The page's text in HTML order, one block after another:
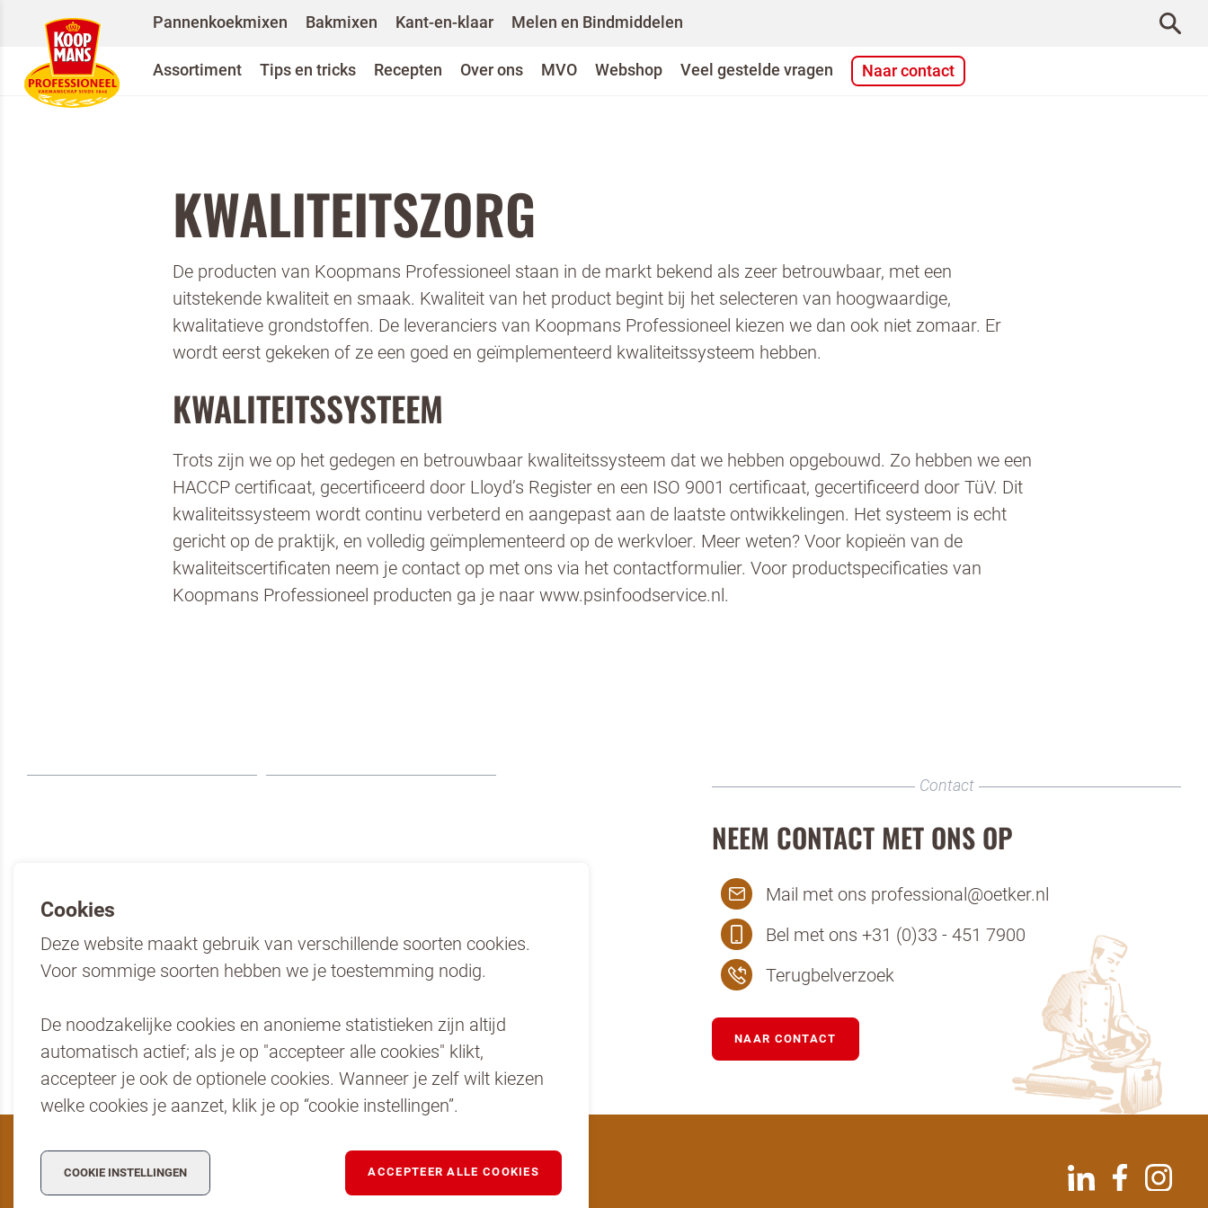
Pannenkoekmixen Bakmixen Kant-en-klaar Melen en Bindmiddelen
Assortiment Tips en tricks Recepten Over ons MVO Webshop Veel gestelde vragen Naar contact
KWALITEITSZORG
De producten van Koopmans Professioneel staan in de markt bekend als zeer betrouwbaar, met een
uitstekende kwaliteit en smaak. Kwaliteit van het product begint bij het selecteren van hoogwaardige,
kwalitatieve grondstoffen. De leveranciers van Koopmans Professioneel kiezen we dan ook niet zomaar. Er
wordt eerst gekeken of ze een goed en geïmplementeerd kwaliteitssysteem hebben.
KWALITEITSSYSTEEM
Trots zijn we op het gedegen en betrouwbaar kwaliteitssysteem dat we hebben opgebouwd. Zo hebben we een
HACCP certificaat, gecertificeerd door Lloyd’s Register en een ISO 9001 certificaat, gecertificeerd door TüV. Dit
kwaliteitssysteem wordt continu verbeterd en aangepast aan de laatste ontwikkelingen. Het systeem is echt
gericht op de praktijk, en volledig geïmplementeerd op de werkvloer. Meer weten? Voor kopieën van de
kwaliteitscertificaten neem je contact op met ons via het contactformulier. Voor productspecificaties van
Koopmans Professioneel producten ga je naar www.psinfoodservice.nl.
Contact
NEEM CONTACT MET ONS OP
Mail met ons professional@oetker.nl
Bel met ons +31 (0)33 - 451 7900
Terugbelverzoek
NAAR CONTACT
Terugbelverzoek
onze voorwaarden .
VERSTUREN
Privacy en Cookies
Cookies
Deze website maakt gebruik van verschillende soorten cookies.
Voor sommige soorten hebben we je toestemming nodig.
De noodzakelijke cookies en anonieme statistieken zijn altijd
automatisch actief; als je op "accepteer alle cookies" klikt,
accepteer je ook de optionele cookies. Wanneer je zelf wilt kiezen
welke cookies je aanzet, klik je op “cookie instellingen”.
COOKIE INSTELLINGEN ACCEPTEER ALLE COOKIES